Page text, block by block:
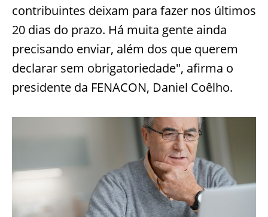
contribuintes deixam para fazer nos últimos
20 dias do prazo. Há muita gente ainda
precisando enviar, além dos que querem
declarar sem obrigatoriedade", afirma o
presidente da FENACON, Daniel Coêlho.